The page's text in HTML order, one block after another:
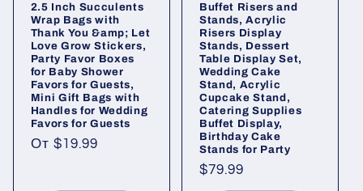
2.5 Inch Succulents
Wrap Bags with
Thank You &amp; Let
Love Grow Stickers,
Party Favor Boxes
for Baby Shower
Favors for Guests,
Mini Gift Bags with
Handles for Wedding
Favors for Guests
Обычная
От $19.99
Buffet Risers and
Stands, Acrylic
Risers Display
Stands, Dessert
Table Display Set,
Wedding Cake
Stand, Acrylic
Cupcake Stand,
Catering Supplies
Buffet Display,
Birthday Cake
Stands for Party
Обычная
$79.99